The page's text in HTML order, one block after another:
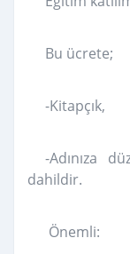
Bu ücrete;
-Kitapçık,
-Adınıza
dahildir.
Önemli: